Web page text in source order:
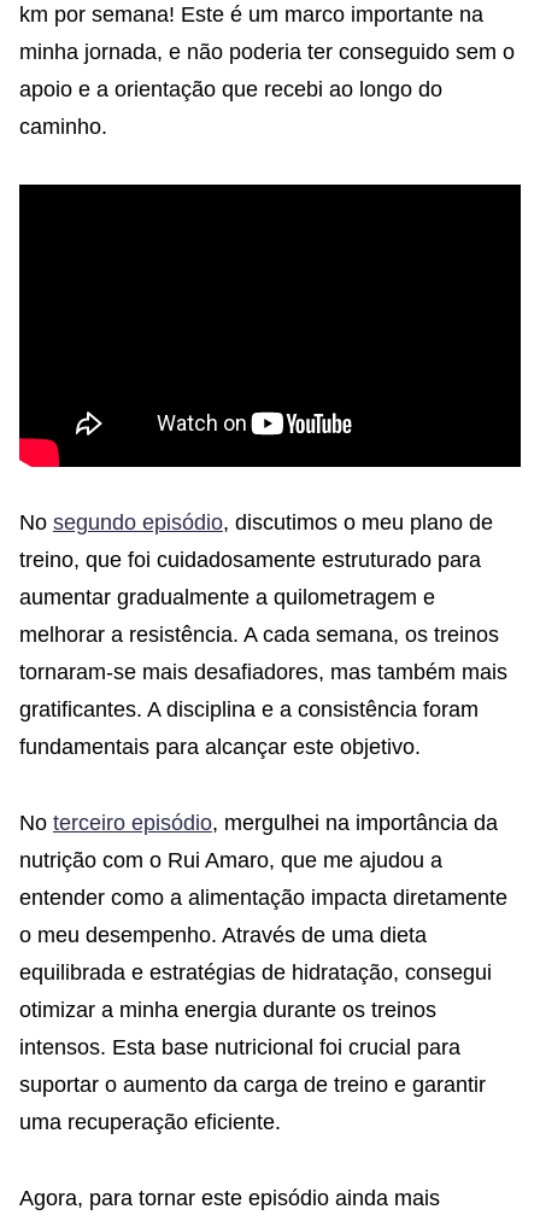
km por semana! Este é um marco importante na
minha jornada, e não poderia ter conseguido sem o
apoio e a orientação que recebi ao longo do
caminho.
No segundo episódio, discutimos o meu plano de
treino, que foi cuidadosamente estruturado para
aumentar gradualmente a quilometragem e
melhorar a resistência. A cada semana, os treinos
tornaram-se mais desafiadores, mas também mais
gratificantes. A disciplina e a consistência foram
fundamentais para alcançar este objetivo.
No terceiro episódio, mergulhei na importância da
nutrição com o Rui Amaro, que me ajudou a
entender como a alimentação impacta diretamente
o meu desempenho. Através de uma dieta
equilibrada e estratégias de hidratação, consegui
otimizar a minha energia durante os treinos
intensos. Esta base nutricional foi crucial para
suportar o aumento da carga de treino e garantir
uma recuperação eficiente.
Agora, para tornar este episódio ainda mais